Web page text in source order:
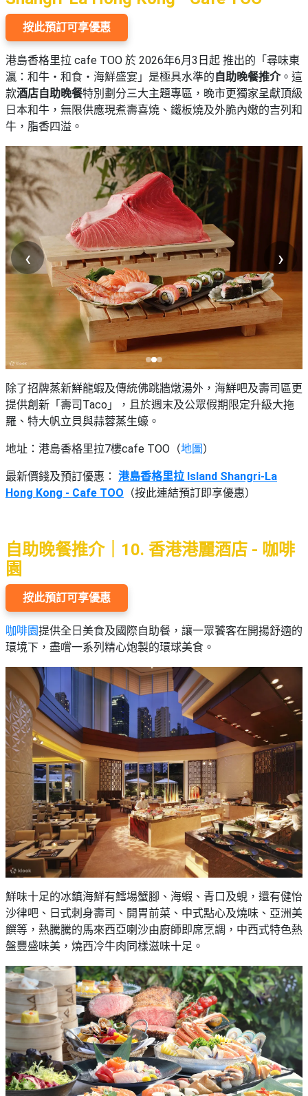
按此預訂可享優惠
港島香格里拉 cafe TOO 於 2026年6月3日起 推出的「尋味東
瀛：和牛・和食・海鮮盛宴」是極具水準的 自助晚餐推介。這
款酒店自助晚餐特別劃分三大主題專區，晚市更獨家呈獻頂級
日本和牛，無限供應現煮壽喜燒、鐵板燒及外脆內嫩的吉列和
牛，脂香四溢。
‹ ›
除了招牌蒸新鮮龍蝦及傳統佛跳牆燉湯外，海鮮吧及壽司區更
提供創新「壽司Taco」，且於週末及公眾假期限定升級大拖
羅、特大帆立貝與蒜蓉蒸生蠔。
地址：港島香格里拉7樓cafe TOO（地圖 ）
最新價錢及預訂優惠： 港島香格里拉 Island Shangri-La
Hong Kong - Cafe TOO （按此連結預訂即享優惠）
自助晚餐推介｜10. 香港港麗酒店 - 咖啡
園
按此預訂可享優惠
咖啡園提供全日美食及國際自助餐，讓一眾饕客在開揚舒適的
環境下，盡嚐一系列精心炮製的環球美食。
鮮味十足的冰鎮海鮮有鱈場蟹腳、海蝦、青口及蜆，還有健怡
沙律吧、日式刺身壽司、開胃前菜、中式點心及燒味、亞洲美
饌等，熱騰騰的馬來西亞喇沙由廚師即席烹調，中西式特色熱
盤豐盛味美，燒西冷牛肉同樣滋味十足。